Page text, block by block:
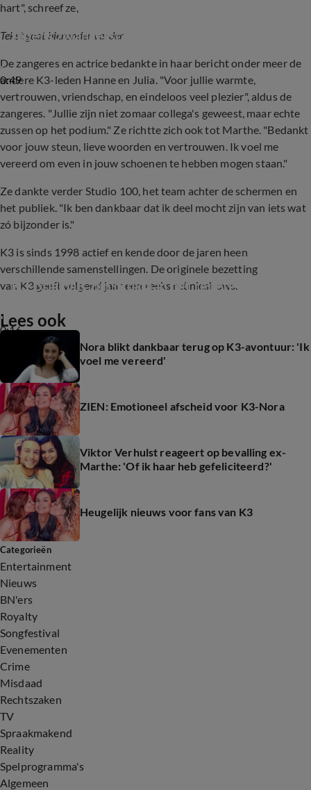
hart", schreef ze,
Tekst gaat hieronder verder
0:49
Déze zangeres vervangt K3-zangeres Marthe
tijdens zwangerschapsverlof
De zangeres en actrice bedankte in haar bericht onder meer de
andere K3-leden Hanne en Julia. "Voor jullie warmte,
vertrouwen, vriendschap, en eindeloos veel plezier", aldus de
zangeres. "Jullie zijn niet zomaar collega's geweest, maar echte
zussen op het podium." Ze richtte zich ook tot Marthe. "Bedankt
voor jouw steun, lieve woorden en vertrouwen. Ik voel me
vereerd om even in jouw schoenen te hebben mogen staan."
Ze dankte verder Studio 100, het team achter de schermen en
het publiek. "Ik ben dankbaar dat ik deel mocht zijn van iets wat
zó bijzonder is."
K3 is sinds 1998 actief en kende door de jaren heen
verschillende samenstellingen. De originele bezetting
van K3 geeft volgend jaar een reeks reünieshows.
0:16
K3-originals zijn druk aan het repeteren
Lees ook
Nora blikt dankbaar terug op K3-avontuur: 'Ik
voel me vereerd'
ZIEN: Emotioneel afscheid voor K3-Nora
Viktor Verhulst reageert op bevalling ex-
Marthe: 'Of ik haar heb gefeliciteerd?'
Heugelijk nieuws voor fans van K3
Categorieën
Entertainment
Nieuws
BN'ers
Royalty
Songfestival
Evenementen
Crime
Misdaad
Rechtszaken
TV
Spraakmakend
Reality
Spelprogramma's
Algemeen